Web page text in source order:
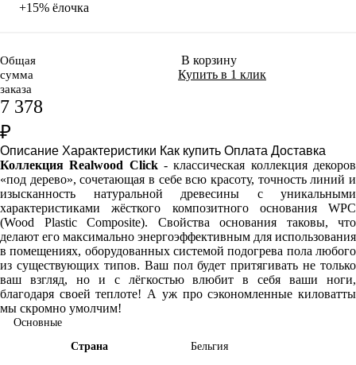
+15% ёлочка
Общая
сумма
заказа
7 378
₽
В корзину
Купить в 1 клик
Описание Характеристики Как купить Оплата Доставка
Коллекция Realwood Click- классическая коллекция декоров
«под дерево», сочетающая в себе всю красоту, точность линий и
изысканность натуральной древесины с уникальными
характеристиками жёсткого композитного основания WPC
(Wood Plastic Composite). Свойства основания таковы, что
делают его максимально энергоэффективным для использования
в помещениях, оборудованных системой подогрева пола любого
из существующих типов. Ваш пол будет притягивать не только
ваш взгляд, но и с лёгкостью влюбит в себя ваши ноги,
благодаря своей теплоте! А уж про сэкономленные киловатты
мы скромно умолчим!
Основные
Страна
Бельгия